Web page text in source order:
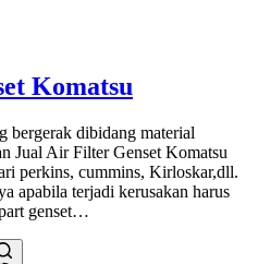
Komatsu
bergerak dibidang material
Jual Air Filter Genset Komatsu
perkins, cummins, Kirloskar,dll.
apabila terjadi kerusakan harus
genset…